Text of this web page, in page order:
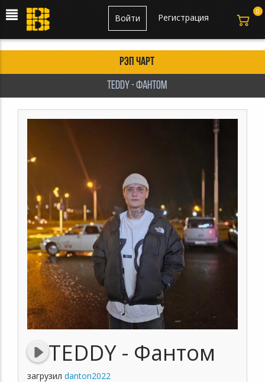
Регистрация
Войти
Рэп чарт
TEDDY - Фантом
TEDDY - Фантом
загрузил danton2022
0